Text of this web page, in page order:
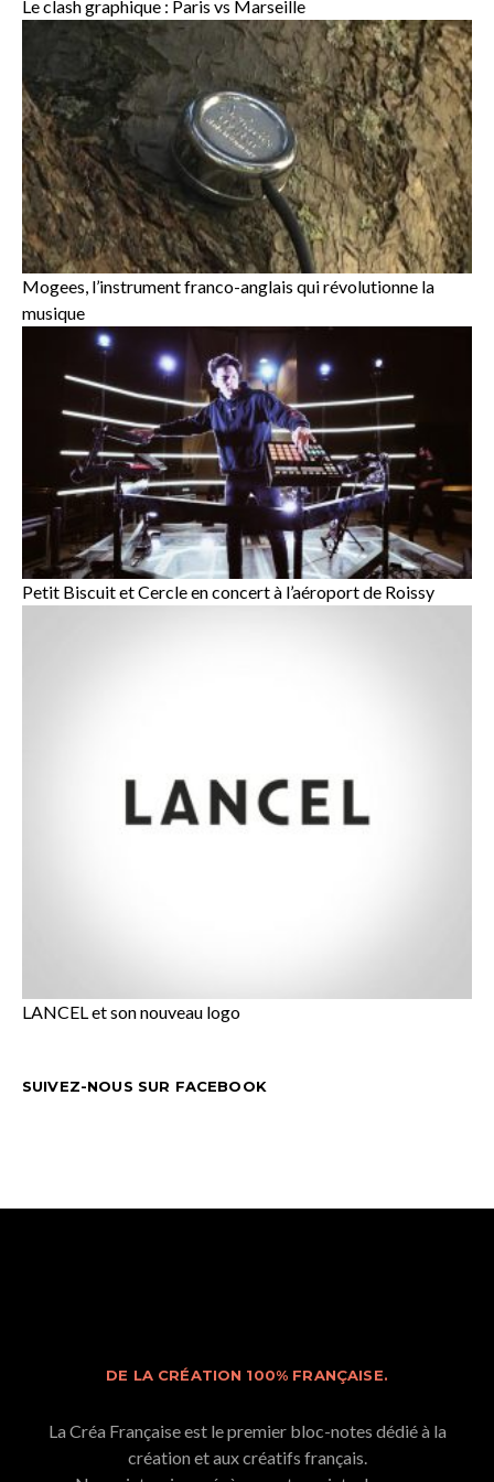
Le clash graphique : Paris vs Marseille
Mogees, l’instrument franco-anglais qui révolutionne la
musique
Petit Biscuit et Cercle en concert à l’aéroport de Roissy
LANCEL et son nouveau logo
SUIVEZ-NOUS SUR FACEBOOK
DE LA CRÉATION 100% FRANÇAISE.
La Créa Française est le premier bloc-notes dédié à la
création et aux créatifs français.